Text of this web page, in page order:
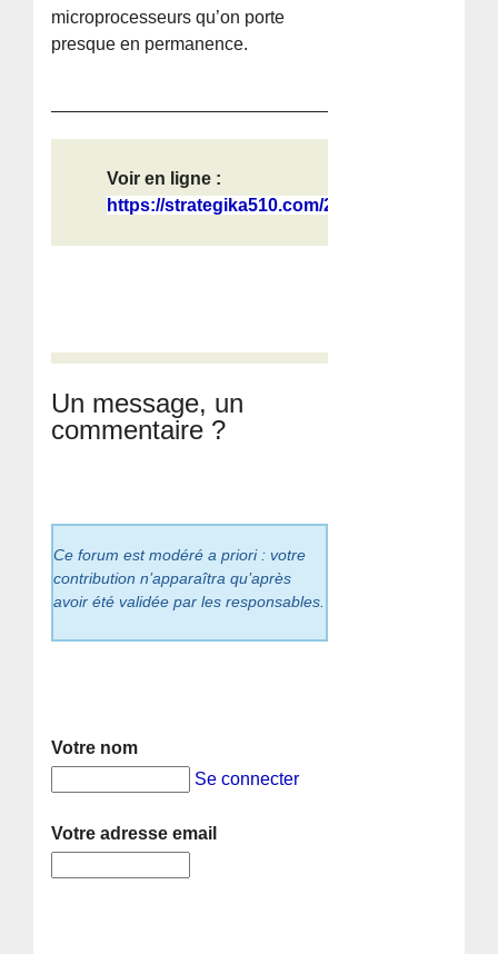
microprocesseurs qu’on porte
presque en permanence.
Voir en ligne :
https://strategika510.com/2026/07/0...
Un message, un
commentaire ?
Ce forum est modéré a priori : votre
contribution n’apparaîtra qu’après
avoir été validée par les responsables.
Votre nom
Se connecter
Votre adresse email